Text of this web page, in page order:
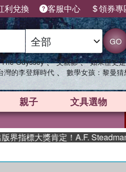
利兌換 客服中心 領券專
GO
The Odyssey 、 父親節 、 如果歷史
灣的李登輝時代 、 數學女孩：黎曼猜
親子 文具選物
獎肯定！A.F. Steadman 獲年